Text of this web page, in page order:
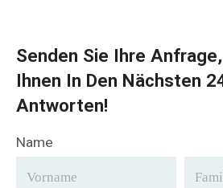
Senden Sie Ihre
Ihnen In Den Nächsten
Antworten!
Name